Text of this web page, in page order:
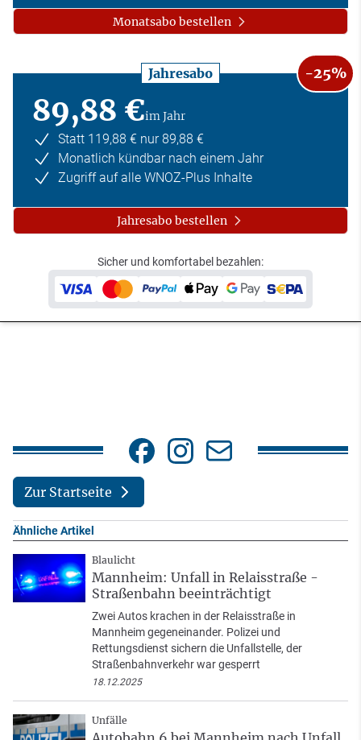
Monatsabo bestellen
Jahresabo -25%
89,88 €im Jahr
Statt 119,88 € nur 89,88 €
Monatlich kündbar nach einem Jahr
Zugriff auf alle WNOZ-Plus Inhalte
Jahresabo bestellen
Sicher und komfortabel bezahlen:
Zur Startseite
Ähnliche Artikel
Blaulicht
Mannheim: Unfall in Relaisstraße -
Straßenbahn beeinträchtigt
Zwei Autos krachen in der Relaisstraße in
Mannheim gegeneinander. Polizei und
Rettungsdienst sichern die Unfallstelle, der
Straßenbahnverkehr war gesperrt
18.12.2025
Unfälle